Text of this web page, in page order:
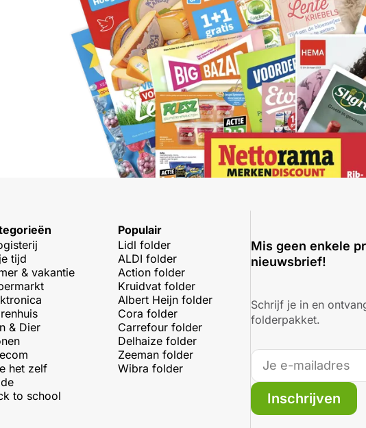
tijd
& vakantie
& Dier
het zelf
to school
Populair
Lidl folder
ALDI folder
Action folder
Kruidvat folder
Albert Heijn folder
Cora folder
Carrefour folder
Delhaize folder
Zeeman folder
Wibra folder
Mis geen enkele
nieuwsbrief!
Schrijf je in en
folderpakket.
Inschrijven